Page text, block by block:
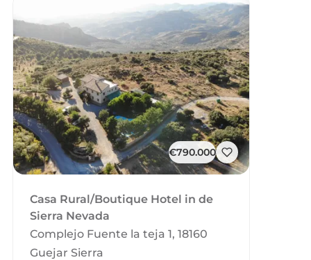
€790.000
Casa Rural/Boutique Hotel in de
Sierra Nevada
Complejo Fuente la teja 1, 18160
Guejar Sierra